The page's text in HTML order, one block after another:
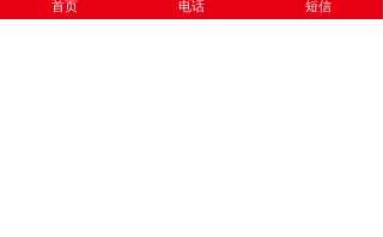
首页 电话 短信